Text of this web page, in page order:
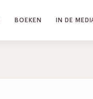
BOEKEN IN DE